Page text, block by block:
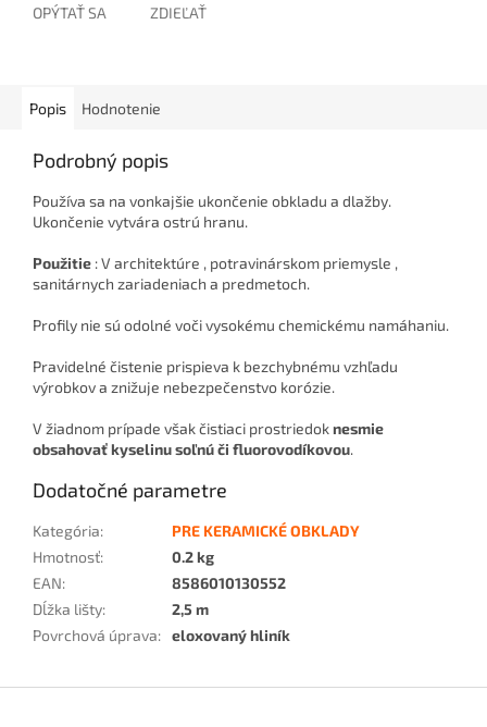
OPÝTAŤ SA ZDIEĽAŤ
Popis Hodnotenie
Podrobný popis
Používa sa na vonkajšie ukončenie obkladu a dlažby.
Ukončenie vytvára ostrú hranu.
Použitie : V architektúre , potravinárskom priemysle ,
sanitárnych zariadeniach a predmetoch.
Profily nie sú odolné voči vysokému chemickému namáhaniu.
Pravidelné čistenie prispieva k bezchybnému vzhľadu
výrobkov a znižuje nebezpečenstvo korózie.
V žiadnom prípade však čistiaci prostriedoknesmie
obsahovať kyselinu soľnú či fluorovodíkovou.
Dodatočné parametre
Kategória:
PRE KERAMICKÉ OBKLADY
Hmotnosť:
0.2 kg
EAN:
8586010130552
Dĺžka lišty:
2,5 m
Povrchová úprava: eloxovaný hliník